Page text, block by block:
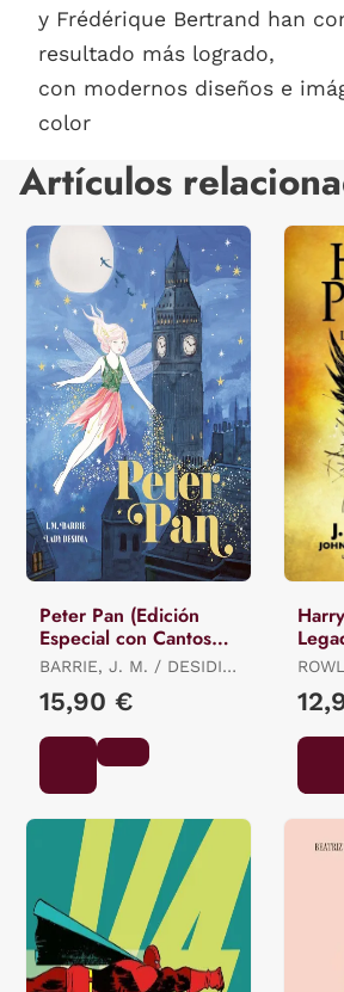
y Frédérique Bertrand han
resultado más logrado,
con modernos diseños e
color
Artículos
Peter Pan (Edición
Especial con Cantos
Tintados)
BARRIE, J. M. / DESIDIA,
15,90 €